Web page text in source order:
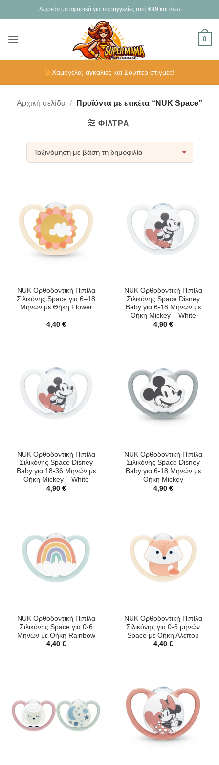
στο
Δωρεάν μεταφορικά για παραγγελίες από €49 και άνω
0
Χαμόγελα, αγκαλιές και Σούπερ στιγμές!
Αρχική σελίδα / Προϊόντα με ετικέτα “NUK Space”
ΦΊΛΤΡΑ
NUK Ορθοδοντική Πιπίλα
Σιλικόνης Space για 6–18
Μηνών με Θήκη Flower
4,40 €
NUK Ορθοδοντική Πιπίλα
Σιλικόνης Space Disney
Baby για 6-18 Μηνών με
Θήκη Mickey – White
4,90 €
NUK Ορθοδοντική Πιπίλα
Σιλικόνης Space Disney
Baby για 18-36 Μηνών με
Θήκη Mickey – White
4,90 €
NUK Ορθοδοντική Πιπίλα
Σιλικόνης Space Disney
Baby για 6-18 Μηνών με
Θήκη Mickey
4,90 €
NUK Ορθοδοντική Πιπίλα
Σιλικόνης Space για 0-6
Μηνών με Θήκη Rainbow
4,40 €
NUK Ορθοδοντική Πιπίλα
Σιλικόνης για 0-6 μηνών
Space με Θήκη Αλεπού
4,40 €